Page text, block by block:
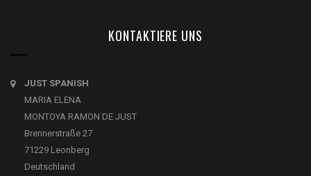
KONTAKTIERE UNS
JUST SPANISH
MARIA ELENA
MONTOYA RAMON DE JUST
Brennerstraße 27
71229 Leonberg
Deutschland